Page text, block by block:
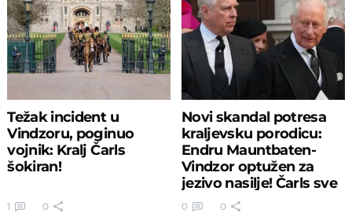
Težak incident u
Vindzoru, poginuo
vojnik: Kralj Čarls
šokiran!
1 0
Novi skandal potresa
kraljevsku porodicu:
Endru Mauntbaten-
Vindzor optužen za
jezivo nasilje! Čarls sve
znao?
0 0